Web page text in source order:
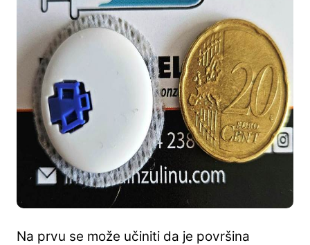
Na prvu se može učiniti da je površina